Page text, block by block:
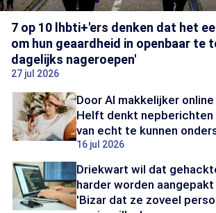
7 op 10 lhbti+'ers denken dat het
om hun geaardheid in openbaar te
dagelijks nageroepen'
27 jul 2026
Door AI makkelijker
Helft denkt nepberichten
van echt te kunnen
16 jul 2026
Driekwart wil dat
harder worden
'Bizar dat ze zoveel